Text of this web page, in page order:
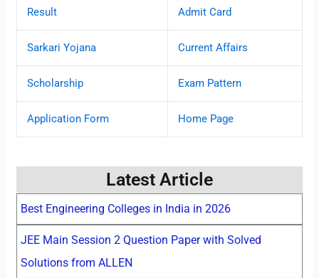
Result Admit Card
Sarkari Yojana Current Affairs
Scholarship Exam Pattern
Application Form Home Page
Latest Article
Best Engineering Colleges in India in 2026
JEE Main Session 2 Question Paper with Solved
Solutions from ALLEN